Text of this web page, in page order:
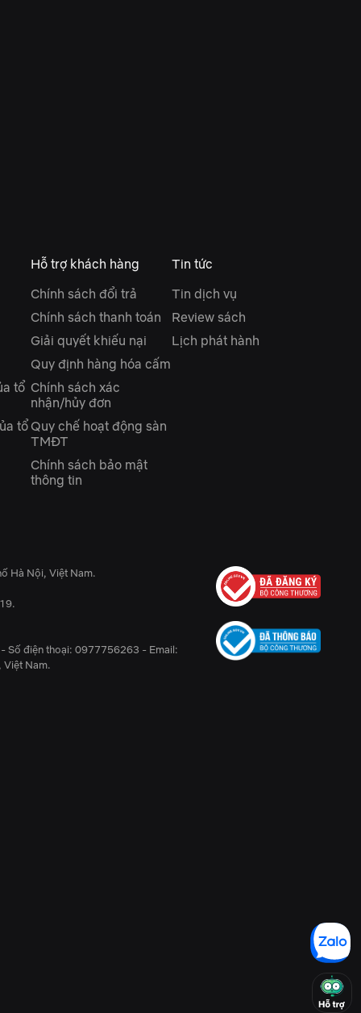
tổ
tổ
Hỗ trợ khách hàng
Chính sách đổi trả
Chính sách thanh toán
Giải quyết khiếu nại
Quy định hàng hóa cấm
Chính sách xác
nhận/hủy đơn
Quy chế hoạt động sàn
TMĐT
Chính sách bảo mật
thông tin
Tin tức
Tin dịch vụ
Review sách
Lịch phát hành
Hà Nội, Việt Nam.
Số điện thoại: 0977756263 - Email:
Việt Nam.